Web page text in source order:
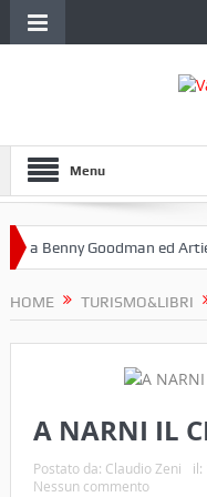
Menu
Benny Goodman ed Artie
HOME TURISMO&LIBRI
A NARNI IL
Postato da: Claudio Zeni il:
Nessun commento